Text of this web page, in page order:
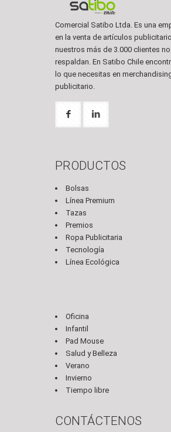
Comercial Satibo Ltda. Es una
en la venta de artículos
nuestros más de 3.000 clientes
respaldan. En Satibo Chile
lo que necesitas en
publicitario.
PRODUCTOS
Bolsas
Línea Premium
Tazas
Premios
Ropa Publicitaria
Tecnología
Línea Ecológica
Oficina
Infantil
Pad Mouse
Salud y Belleza
Verano
Invierno
Tiempo libre
CONTÁCTENOS